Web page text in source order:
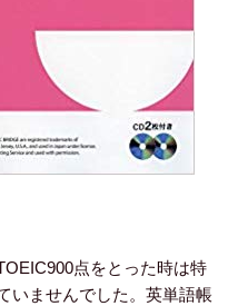
点をとった時は特
いませんでした。英単語帳